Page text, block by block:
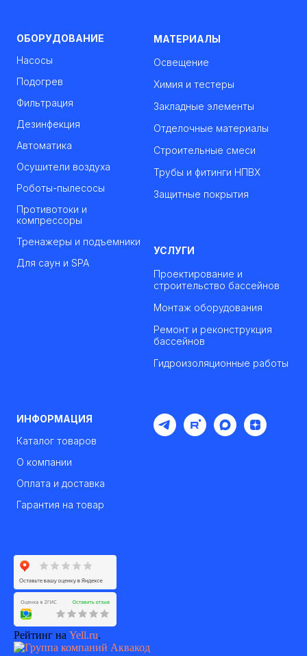
ОБОРУДОВАНИЕ
Насосы
Подогрев
Фильтрация
Дезинфекция
Автоматика
Осушители воздуха
Роботы-пылесосы
Противотоки и
компрессоры
Тренажеры и подъемники
Для саун и SPA
МАТЕРИАЛЫ
Освещение
Химия и тестеры
Закладные элементы
Отделочные материалы
Строительные смеси
Трубы и фитинги НПВХ
Защитные покрытия
УСЛУГИ
Проектирование и
строительство бассейнов
Монтаж оборудования
Ремонт и реконструкция
бассейнов
Гидроизоляционные работы
ИНФОРМАЦИЯ
Каталог товаров
О компании
Оплата и доставка
Гарантия на товар
Рейтинг на Yell.ru.